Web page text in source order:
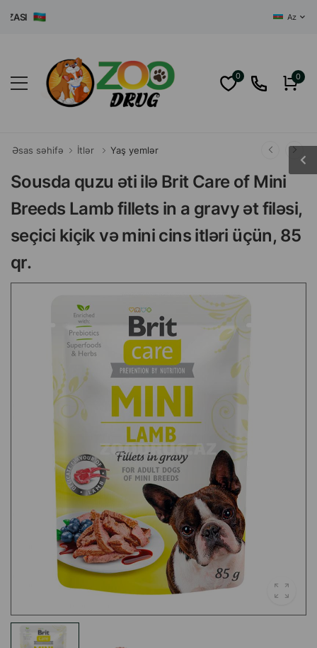
Az
0 0
Əsas səhifə İtlər Yaş yemlər
Sousda quzu əti ilə Brit Care of Mini
Breeds Lamb fillets in a gravy ət filəsi,
seçici kiçik və mini cins itləri üçün, 85
qr.